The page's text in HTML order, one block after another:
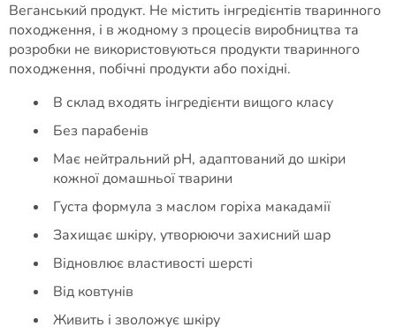
Веганський продукт. Не містить інгредієнтів тваринного
походження, і в жодному з процесів виробництва та
розробки не використовуються продукти тваринного
походження, побічні продукти або похідні.
В склад входять інгредієнти вищого класу
Без парабенів
Має нейтральний pH, адаптований до шкіри
кожної домашньої тварини
Густа формула з маслом горіха макадамії
Захищає шкіру, утворюючи захисний шар
Відновлює властивості шерсті
Від ковтунів
Живить і зволожує шкіру